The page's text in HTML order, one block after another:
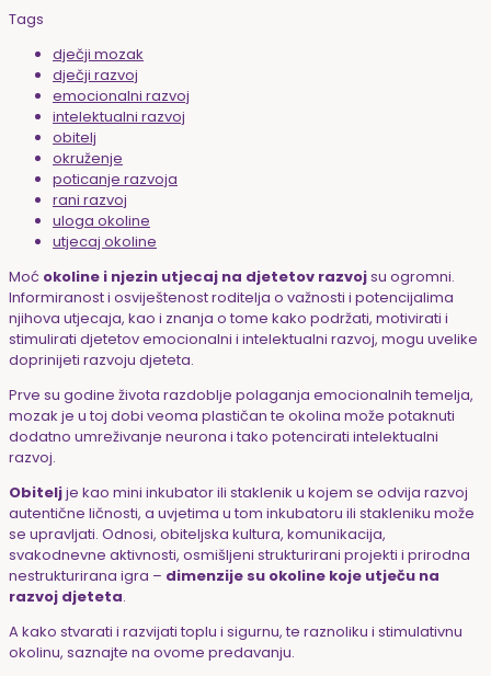
Tags
dječji mozak
dječji razvoj
emocionalni razvoj
intelektualni razvoj
obitelj
okruženje
poticanje razvoja
rani razvoj
uloga okoline
utjecaj okoline
Moć okoline i njezin utjecaj na djetetov razvojsu ogromni.
Informiranost i osviještenost roditelja o važnosti i potencijalima
njihova utjecaja, kao i znanja o tome kako podržati, motivirati i
stimulirati djetetov emocionalni i intelektualni razvoj, mogu uvelike
doprinijeti razvoju djeteta.
Prve su godine života razdoblje polaganja emocionalnih temelja,
mozak je u toj dobi veoma plastičan te okolina može potaknuti
dodatno umreživanje neurona i tako potencirati intelektualni
razvoj.
Obiteljje kao mini inkubator ili staklenik u kojem se odvija razvoj
autentične ličnosti, a uvjetima u tom inkubatoru ili stakleniku može
se upravljati. Odnosi, obiteljska kultura, komunikacija,
svakodnevne aktivnosti, osmišljeni strukturirani projekti i prirodna
nestrukturirana igra – dimenzije su okoline koje utječu na
razvoj djeteta.
A kako stvarati i razvijati toplu i sigurnu, te raznoliku i stimulativnu
okolinu, saznajte na ovome predavanju.